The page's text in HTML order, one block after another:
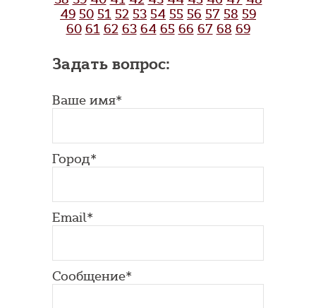
49 50 51 52 53 54 55 56 57 58 59
60 61 62 63 64 65 66 67 68 69
Задать вопрос:
Ваше имя*
Город*
Email*
Сообщение*